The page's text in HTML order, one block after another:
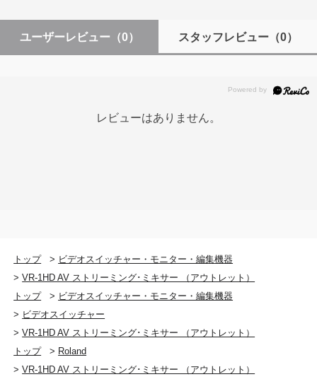
2A
1.6kg
付属品
スタートアップ・ガイド
「安全上のご注意」チラシ
ACアダプター
保証書
ユーザーレビュー （0） スタッフレビュー（0）
レビューはありません。
トップ > ビデオスイッチャー・モニター・編集機器
>VR-1HD AV ストリーミング･ミキサー （アウトレット）
トップ
> ビデオスイッチャー・モニター・編集機器
> ビデオスイッチャー
>VR-1HD AV ストリーミング･ミキサー （アウトレット）
トップ
> Roland
>VR-1HD AV ストリーミング･ミキサー （アウトレット）